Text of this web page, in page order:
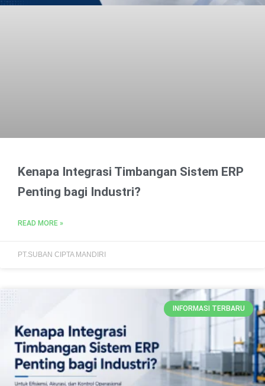
Kenapa Integrasi Timbangan Sistem ERP
Penting bagi Industri?
READ MORE »
PT.SUBAN CIPTA MANDIRI
INFORMASI TERBARU